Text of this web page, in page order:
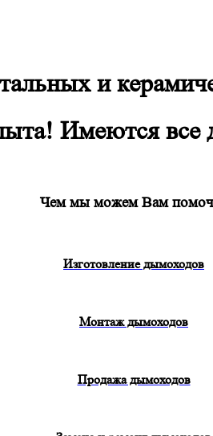
и
Имеются все
Чем мы можем Вам
Изготовление дымоходов
Монтаж дымоходов
Продажа дымоходов